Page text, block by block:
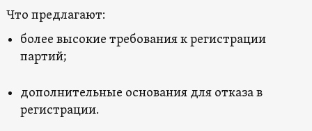
Что предлагают:
более высокие требования к регистрации
партий;
дополнительные основания для отказа в
регистрации.